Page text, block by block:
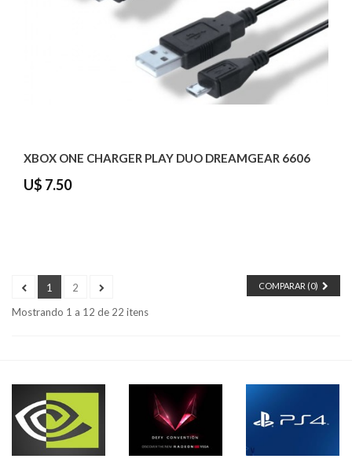
XBOX ONE CHARGER PLAY DUO DREAMGEAR 6606
U$ 7.50
COMPARAR (0)
1
2
Mostrando 1 a 12 de 22 itens